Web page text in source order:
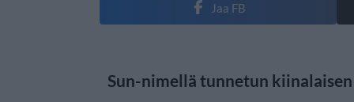
Jaa FB
Sun-nimellä tunnetun